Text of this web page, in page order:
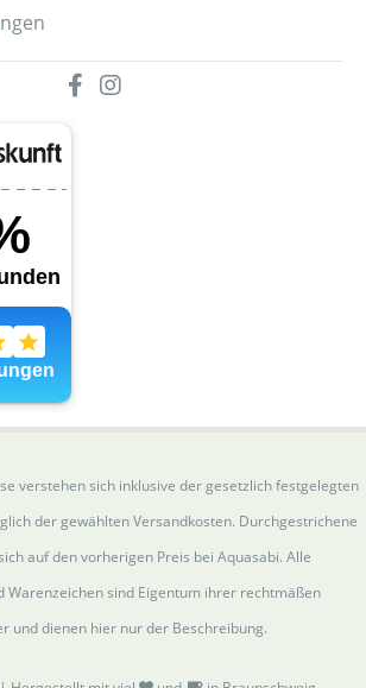
verstehen sich inklusive der gesetzlich festgelegten
der gewählten Versandkosten. Durchgestrichene
auf den vorherigen Preis bei Aquasabi. Alle
Warenzeichen sind Eigentum ihrer rechtmäßen
und dienen hier nur der Beschreibung.